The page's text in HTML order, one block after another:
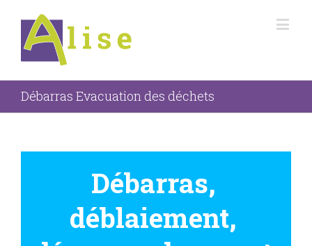
Débarras Evacuation des déchets
Débarras,
déblaiement,